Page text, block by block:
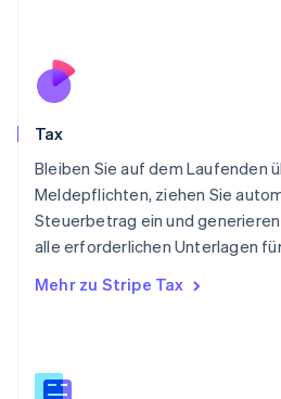
Tax
Bleiben Sie auf dem Laufenden
Meldepflichten, ziehen Sie
Steuerbetrag ein und
alle erforderlichen Unterlagen
Mehr zu Stripe Tax
Portugal
Português
Schweden
Schweiz
DeutschFrançaisItalianoEnglish
Singapur
Slowakei
Sonderverwaltungsregion